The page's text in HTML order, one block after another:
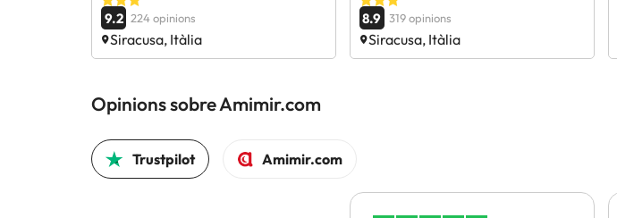
9.2 224 opinions
Siracusa, Itàlia
8.9 319 opinions
Siracusa, Itàlia
Opinions sobre Amimir.com
Trustpilot Amimir.com